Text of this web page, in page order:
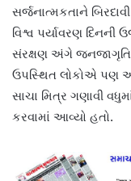
સર્જનાત્મકતાને
વિશ્વ પર્યાવરણ
સંરક્ષણ અંગે
ઉપસ્થિત લોકોએ પણ
સાચા મિત્ર ગણાવી
કરવામાં આવ્યો હતો.